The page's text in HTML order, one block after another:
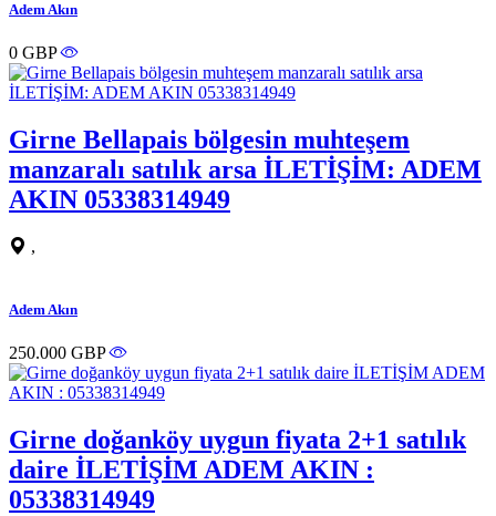
Adem Akın
0 GBP
Girne Bellapais bölgesin muhteşem
manzaralı satılık arsa İLETİŞİM: ADEM
AKIN 05338314949
,
Adem Akın
250.000 GBP
Girne doğanköy uygun fiyata 2+1 satılık
daire İLETİŞİM ADEM AKIN :
05338314949